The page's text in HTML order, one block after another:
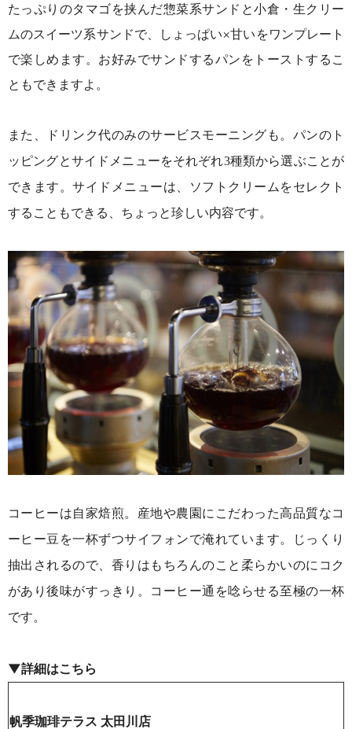
たっぷりのタマゴを挟んだ惣菜系サンドと小倉・生クリー
ムのスイーツ系サンドで、しょっぱい×甘いをワンプレート
で楽しめます。お好みでサンドするパンをトーストするこ
ともできますよ。
また、ドリンク代のみのサービスモーニングも。パンのト
ッピングとサイドメニューをそれぞれ3種類から選ぶことが
できます。サイドメニューは、ソフトクリームをセレクト
することもできる、ちょっと珍しい内容です。
コーヒーは自家焙煎。産地や農園にこだわった高品質なコ
ーヒー豆を一杯ずつサイフォンで淹れています。じっくり
抽出されるので、香りはもちろんのこと柔らかいのにコク
があり後味がすっきり。コーヒー通を唸らせる至極の一杯
です。
▼詳細はこちら
帆季珈琲テラス 太田川店